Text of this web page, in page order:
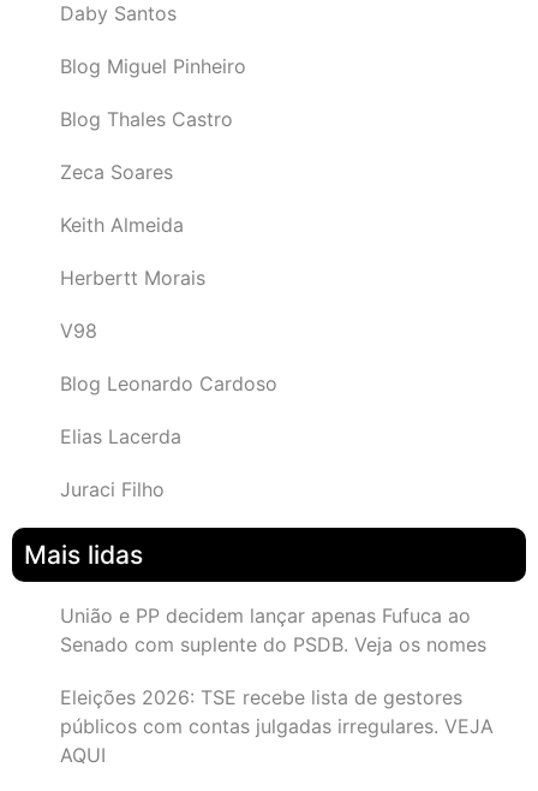
Daby Santos
Blog Miguel Pinheiro
Blog Thales Castro
Zeca Soares
Keith Almeida
Herbertt Morais
V98
Blog Leonardo Cardoso
Elias Lacerda
Juraci Filho
Mais lidas
União e PP decidem lançar apenas Fufuca ao
Senado com suplente do PSDB. Veja os nomes
Eleições 2026: TSE recebe lista de gestores
públicos com contas julgadas irregulares. VEJA
AQUI